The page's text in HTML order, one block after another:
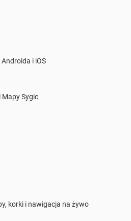
i iOS
Mapy Sygic
korki i nawigacja na żywo